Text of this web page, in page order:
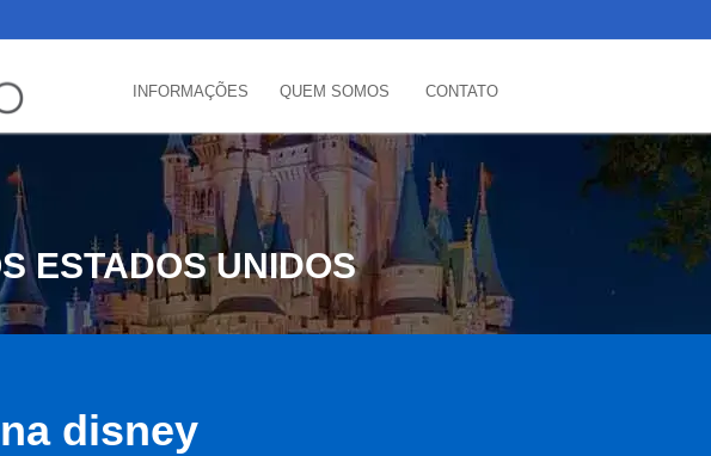
INFORMAÇÕES QUEM SOMOS CONTATO
ESTADOS UNIDOS
disney